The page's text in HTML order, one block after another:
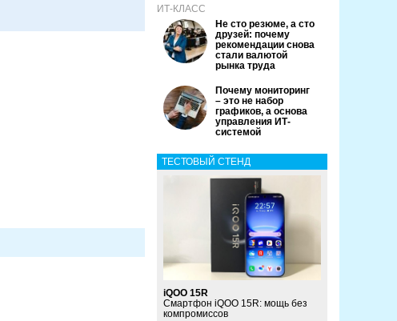
ИТ-КЛАСС
Не сто резюме, а сто
друзей: почему
рекомендации снова
стали валютой
рынка труда
Почему мониторинг
– это не набор
графиков, а основа
управления ИТ-
системой
ТЕСТОВЫЙ СТЕНД
iQOO 15R
Смартфон iQOO 15R: мощь без
компромиссов